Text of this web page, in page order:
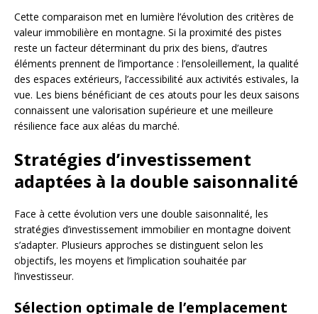
Cette comparaison met en lumière l’évolution des critères de
valeur immobilière en montagne. Si la proximité des pistes
reste un facteur déterminant du prix des biens, d’autres
éléments prennent de l’importance : l’ensoleillement, la qualité
des espaces extérieurs, l’accessibilité aux activités estivales, la
vue. Les biens bénéficiant de ces atouts pour les deux saisons
connaissent une valorisation supérieure et une meilleure
résilience face aux aléas du marché.
Stratégies d’investissement
adaptées à la double saisonnalité
Face à cette évolution vers une double saisonnalité, les
stratégies d’investissement immobilier en montagne doivent
s’adapter. Plusieurs approches se distinguent selon les
objectifs, les moyens et l’implication souhaitée par
l’investisseur.
Sélection optimale de l’emplacement